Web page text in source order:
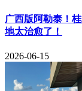
广西版阿勒泰！
地太治愈了！
2026-06-15